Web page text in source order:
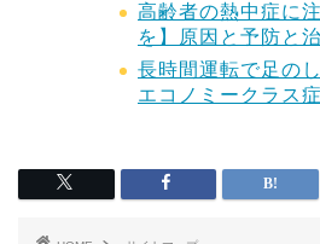
高齢者の熱中症に
を】原因と予防と
長時間運転で足の
エコノミークラス